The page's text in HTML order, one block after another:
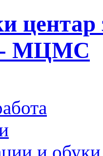
центар
- МЦМС
и обуки